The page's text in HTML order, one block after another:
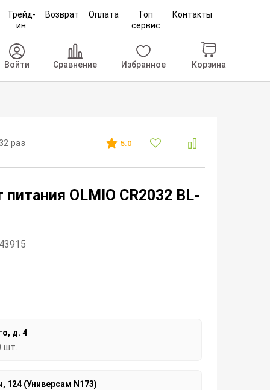
Трейд-
ин
Возврат Оплата
Топ
сервис
Контакты
Войти Сравнение Избранное Корзина
раз 5.0
OLMIO CR2032 BL-
д. 4
шт.
124 (Универсам N173)